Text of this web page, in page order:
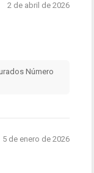
2 de abril de 2026
Número
5 de enero de 2026